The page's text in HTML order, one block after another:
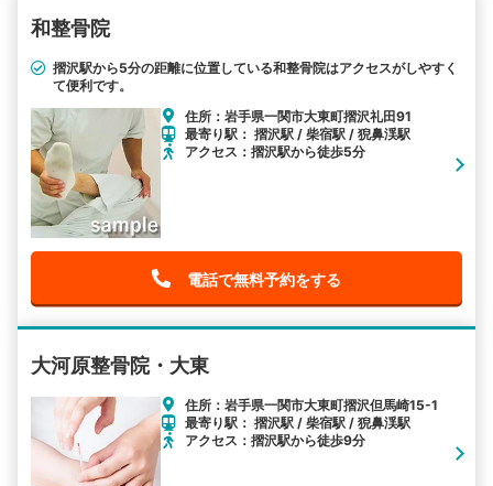
駅から探す 院名から探す
和整骨院
摺沢駅から5分の距離に位置している和整骨院はアクセスがしやすく
て便利です。
住所：岩手県一関市大東町摺沢礼田91
最寄り駅： 摺沢駅 / 柴宿駅 / 猊鼻渓駅
アクセス：摺沢駅から徒歩5分
電話で無料予約をする
大河原整骨院・大東
住所：岩手県一関市大東町摺沢但馬崎15-1
最寄り駅： 摺沢駅 / 柴宿駅 / 猊鼻渓駅
アクセス：摺沢駅から徒歩9分